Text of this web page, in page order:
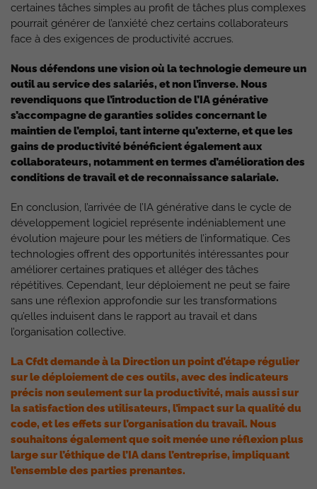
certaines tâches simples au profit de tâches plus complexes
pourrait générer de l’anxiété chez certains collaborateurs
face à des exigences de productivité accrues.
Nous défendons une vision où la technologie demeure un
outil au service des salariés, et non l’inverse. Nous
revendiquons que l’introduction de l’IA générative
s’accompagne de garanties solides concernant le
maintien de l’emploi, tant interne qu’externe, et que les
gains de productivité bénéficient également aux
collaborateurs, notamment en termes d’amélioration des
conditions de travail et de reconnaissance salariale.
En conclusion, l’arrivée de l’IA générative dans le cycle de
développement logiciel représente indéniablement une
évolution majeure pour les métiers de l’informatique. Ces
technologies offrent des opportunités intéressantes pour
améliorer certaines pratiques et alléger des tâches
répétitives. Cependant, leur déploiement ne peut se faire
sans une réflexion approfondie sur les transformations
qu’elles induisent dans le rapport au travail et dans
l’organisation collective.
La Cfdt demande à la Direction un point d’étape régulier
sur le déploiement de ces outils, avec des indicateurs
précis non seulement sur la productivité, mais aussi sur
la satisfaction des utilisateurs, l’impact sur la qualité du
code, et les effets sur l’organisation du travail. Nous
souhaitons également que soit menée une réflexion plus
large sur l’éthique de l’IA dans l’entreprise, impliquant
l’ensemble des parties prenantes.